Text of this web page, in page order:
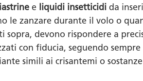
e liquidi insetticidi da
le zanzare durante il volo o
devono rispondere a
con fiducia, seguendo
simili ai crisantemi o